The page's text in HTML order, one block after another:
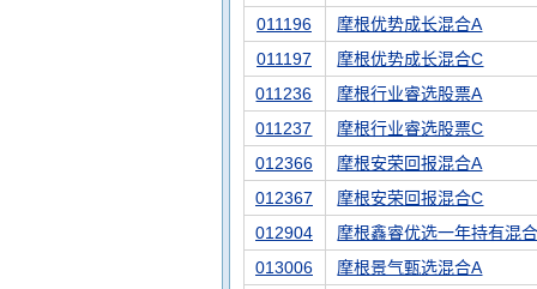
011196
摩根优势成长混合A
011197
摩根优势成长混合C
011236
摩根行业睿选股票A
011237
摩根行业睿选股票C
012366
摩根安荣回报混合A
012367
摩根安荣回报混合C
012904
摩根鑫睿优选一年持有混
013006
摩根景气甄选混合A